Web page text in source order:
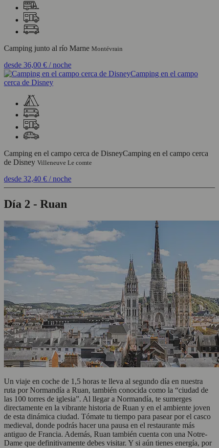
Camping junto al río Marne Montévrain
desde 36,00 € / noche
Camping en el campo cerca de DisneyCamping en el campo cerca
de Disney Villeneuve Le comte
desde 32,40 € / noche
Día 2 - Ruan
Un viaje en coche de 1,5 horas te lleva al segundo día en nuestra
ruta por Normandía a Ruan, también conocida como la “ciudad de
las 100 torres de iglesia”. Al llegar a Normandía, te sumerges
directamente en la vibrante historia de Ruan y en el ambiente joven
de esta dinámica ciudad. Tómate tu tiempo para pasear por el casco
medieval, donde podrás hacer una pausa en el restaurante más
antiguo de Francia. Además, Ruan también cuenta con una Notre-
Dame que definitivamente debes visitar. Y si aún tienes energía, por